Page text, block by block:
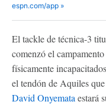
espn.com/app »
El tackle de técnica-3
comenzó el
físicamente
el tendón de Aquiles
David Onyemata estará